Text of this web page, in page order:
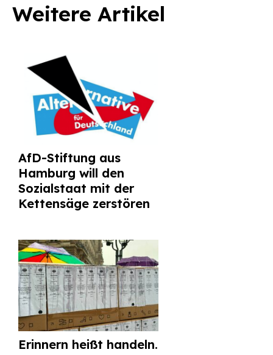
Weitere Artikel
AfD-Stiftung aus
Hamburg will den
Sozialstaat mit der
Kettensäge zerstören
Erinnern heißt handeln.